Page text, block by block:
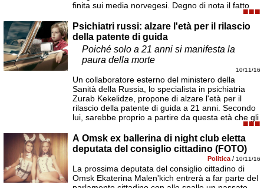
finita sui media norvegesi. Degno di nota il fatto
■■■
Psichiatri russi: alzare l'età per il rilascio
della patente di guida
Poiché solo a 21 anni si manifesta la
paura della morte
10/11/16
Un collaboratore esterno del ministero della
Sanità della Russia, lo specialista in psichiatria
Zurab Kekelidze, propone di alzare l'età per il
rilascio della patente di guida a 21 anni. Secondo
lui, sarebbe proprio a partire da questa età che gli
■■■
A Omsk ex ballerina di night club eletta
deputata del consiglio cittadino (FOTO)
Politica / 10/11/16
La prossima deputata del consiglio cittadino di
Omsk Ekaterina Malen'kich entrerà a far parte del